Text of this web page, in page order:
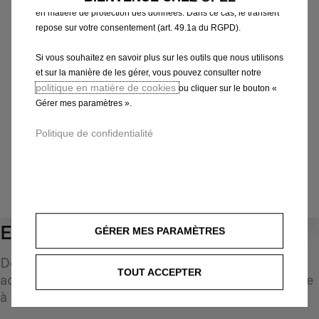
Choisissez la méthode pour identifier votre véhicule et
Par N° d'immatriculation
Par modèle
Par N° de VIN
Echappement
Découvrez une sélection d'accessoires d'origine
adaptés à votre véhicule et conçus pour répondre
à tous vos besoins
en matière de protection des données. Dans ce cas, le transfert
repose sur votre consentement (art. 49.1a du RGPD).
Si vous souhaitez en savoir plus sur les outils que nous utilisons
et sur la manière de les gérer, vous pouvez consulter notre
politique en matière de cookies ou cliquer sur le bouton «
Gérer mes paramètres ».
Politique de confidentialité
GÉRER MES PARAMÈTRES
TOUT ACCEPTER